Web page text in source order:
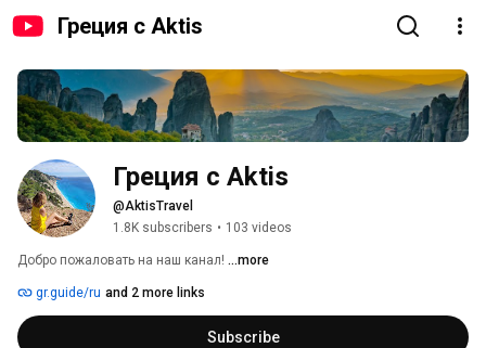
Греция с Aktis
Греция с Aktis
@AktisTravel
1.8K subscribers • 103 videos
Добро пожаловать на наш канал! ...more
gr.guide/ru and 2 more links
Subscribe